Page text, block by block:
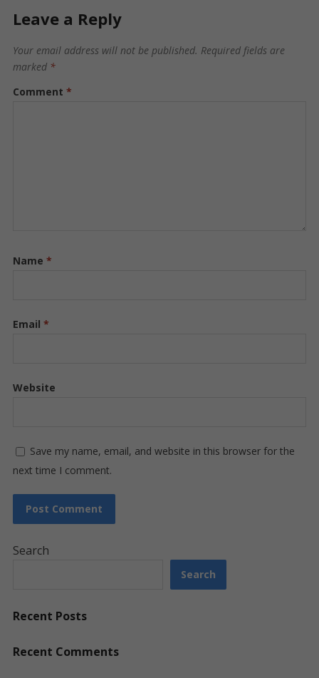
Leave a Reply
Your email address will not be published. Required fields are
marked *
Comment *
Name *
Email *
Website
Save my name, email, and website in this browser for the
next time I comment.
Search
Search
Recent Posts
Recent Comments